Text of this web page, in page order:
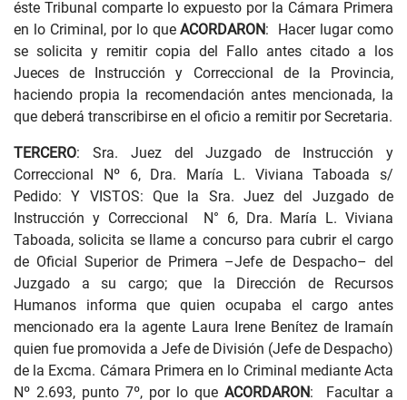
éste Tribunal comparte lo expuesto por la Cámara Primera
en lo Criminal, por lo queACORDARON: Hacer lugar como
se solicita y remitir copia del Fallo antes citado a los
Jueces de Instrucción y Correccional de la Provincia,
haciendo propia la recomendación antes mencionada, la
que deberá transcribirse en el oficio a remitir por Secretaria.
TERCERO: Sra. Juez del Juzgado de Instrucción y
Correccional Nº 6, Dra. María L. Viviana Taboada s/
Pedido: Y VISTOS: Que la Sra. Juez del Juzgado de
Instrucción y Correccional N° 6, Dra. María L. Viviana
Taboada, solicita se llame a concurso para cubrir el cargo
de Oficial Superior de Primera –Jefe de Despacho– del
Juzgado a su cargo; que la Dirección de Recursos
Humanos informa que quien ocupaba el cargo antes
mencionado era la agente Laura Irene Benítez de Iramaín
quien fue promovida a Jefe de División (Jefe de Despacho)
de la Excma. Cámara Primera en lo Criminal mediante Acta
Nº 2.693, punto 7º, por lo que ACORDARON: Facultar a